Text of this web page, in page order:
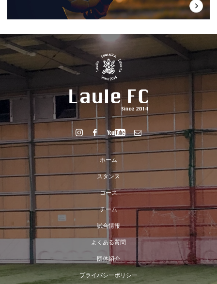
ホーム
スタンス
コース
チーム
試合情報
よくある質問
団体紹介
プライバシーポリシー